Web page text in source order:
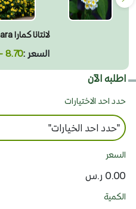
لانتانا كمارا Lantana camara
السعر :8.70 - 17.40 ر.س
اطلبه الآن
حدد احد الاختيارات
السعر
0.00 ر.س
الكمية